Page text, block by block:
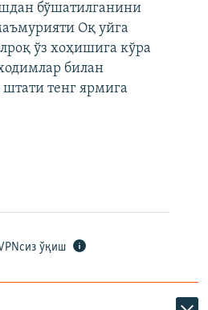
бўшатилганини
Оқ уйга
ўз хоҳишига кўра
билан
тенг ярмига
ўқиш